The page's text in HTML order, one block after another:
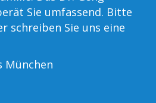
Sie umfassend. Bitte
schreiben Sie uns eine
München